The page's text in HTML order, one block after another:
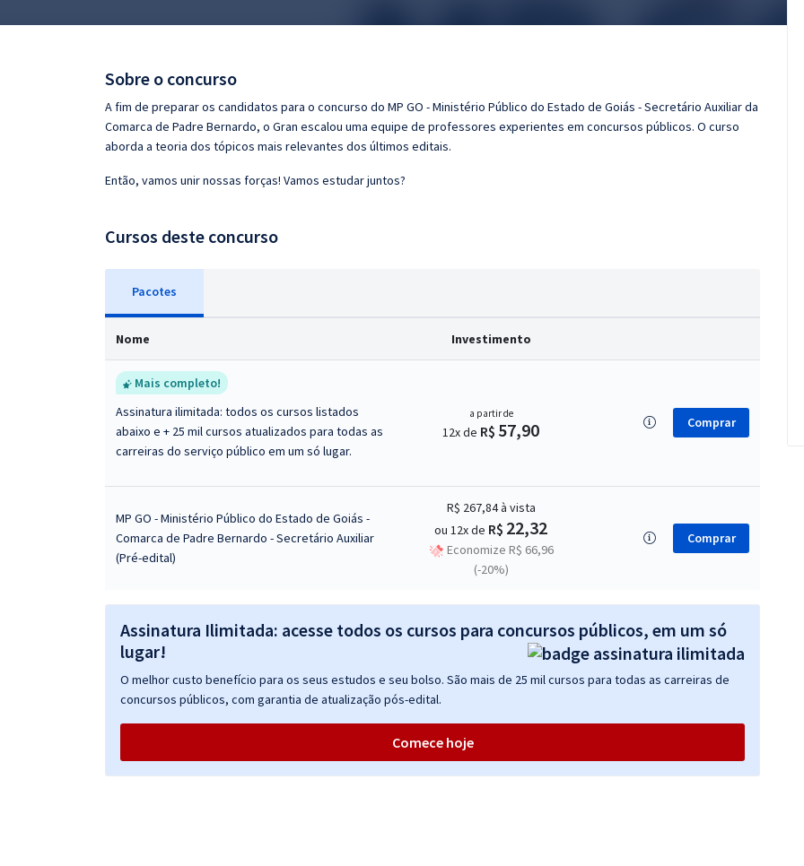
Questões grátis
Sobre o concurso
A fim de preparar os candidatos para o concurso do MP GO - Ministério Público do Estado de Goiás - Secretário Auxiliar da
Comarca de Padre Bernardo, o Gran escalou uma equipe de professores experientes em concursos públicos. O curso
aborda a teoria dos tópicos mais relevantes dos últimos editais.
Então, vamos unir nossas forças! Vamos estudar juntos?
Cursos deste concurso
Pacotes
Nome Investimento
Mais completo!
Assinatura ilimitada: todos os cursos listados
abaixo e + 25 mil cursos atualizados para todas as
carreiras do serviço público em um só lugar.
a partir de
12x de R$ 57,90 Comprar
MP GO - Ministério Público do Estado de Goiás -
Comarca de Padre Bernardo - Secretário Auxiliar
(Pré-edital)
R$ 267,84à vista
ou 12x de R$ 22,32
Economize R$ 66,96
(-20%)
Comprar
Assinatura Ilimitada: acesse todos os cursos para concursos públicos, em um só
lugar!
O melhor custo benefício para os seus estudos e seu bolso. São mais de 25 mil cursos para todas as carreiras de
concursos públicos, com garantia de atualização pós-edital.
Comece hoje